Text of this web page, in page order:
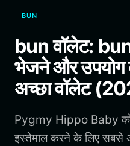
繁體中文
Português (Portugal)
Bahasa Indonesia
ภาษาไทย
Português (Brasil)
Español (Argentina)
BUN
bun वॉलेट:
भेजने और
अच्छा वॉलेट
Pygmy Hippo Baby
इस्तेमाल करने के लिए